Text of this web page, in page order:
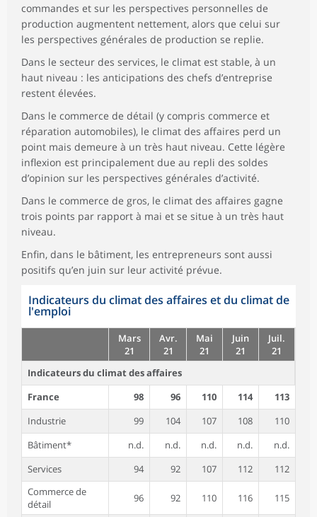
commandes et sur les perspectives personnelles de
production augmentent nettement, alors que celui sur
les perspectives générales de production se replie.
Dans le secteur des services, le climat est stable, à un
haut niveau : les anticipations des chefs d’entreprise
restent élevées.
Dans le commerce de détail (y compris commerce et
réparation automobiles), le climat des affaires perd un
point mais demeure à un très haut niveau. Cette légère
inflexion est principalement due au repli des soldes
d’opinion sur les perspectives générales d’activité.
Dans le commerce de gros, le climat des affaires gagne
trois points par rapport à mai et se situe à un très haut
niveau.
Enfin, dans le bâtiment, les entrepreneurs sont aussi
positifs qu’en juin sur leur activité prévue.
Indicateurs du climat des affaires et du climat de
l'emploi
Mars
21
Avr.
21
Mai
21
Juin
21
Juil.
21
Indicateurs du climat des affaires
France
98 96 110 114
113
Industrie
99 104 107 108
110
Bâtiment*
n.d. n.d. n.d. n.d.
n.d.
Services
94 92 107 112
112
Commerce de
détail
96 92 110 116 115